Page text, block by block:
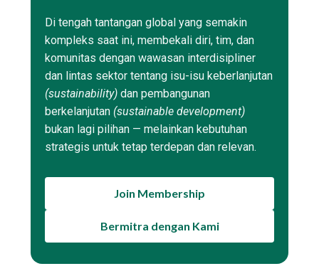
Di tengah tantangan global yang semakin
kompleks saat ini, membekali diri, tim, dan
komunitas dengan wawasan interdisipliner
dan lintas sektor tentang isu-isu keberlanjutan
(sustainability) dan pembangunan
berkelanjutan (sustainable development)
bukan lagi pilihan — melainkan kebutuhan
strategis untuk tetap terdepan dan relevan.
Join Membership
Bermitra dengan Kami